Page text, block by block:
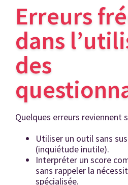
Erreurs
dans
des
Quelques erreurs reviennent
Utiliser un outil sans
(inquiétude inutile).
Interpréter un score
sans rappeler la
spécialisée.